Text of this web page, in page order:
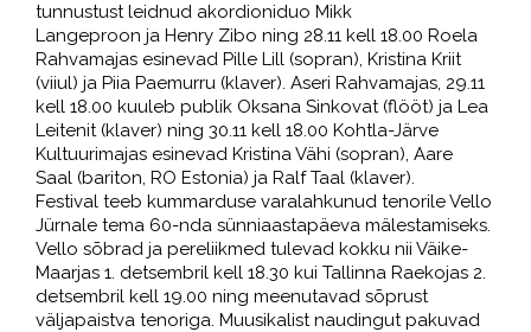
tunnustust leidnud akordioniduo Mikk
Langeproon ja Henry Zibo ning 28.11 kell 18.00 Roela
Rahvamajas esinevad Pille Lill (sopran), Kristina Kriit
(viiul) ja Piia Paemurru (klaver). Aseri Rahvamajas, 29.11
kell 18.00 kuuleb publik Oksana Sinkovat (flööt) ja Lea
Leitenit (klaver) ning 30.11 kell 18.00 Kohtla-Järve
Kultuurimajas esinevad Kristina Vähi (sopran), Aare
Saal (bariton, RO Estonia) ja Ralf Taal (klaver).
Festival teeb kummarduse varalahkunud tenorile Vello
Jürnale tema 60-nda sünniaastapäeva mälestamiseks.
Vello sõbrad ja pereliikmed tulevad kokku nii Väike-
Maarjas 1. detsembril kell 18.30 kui Tallinna Raekojas 2.
detsembril kell 19.00 ning meenutavad sõprust
väljapaistva tenoriga. Muusikalist naudingut pakuvad